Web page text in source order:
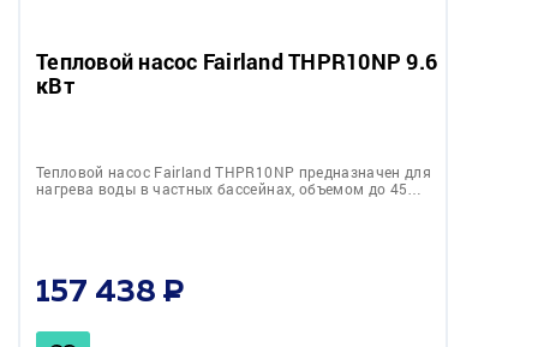
Тепловой насос Fairland THPR10NP 9.6
кВт
Тепловой насос Fairland THPR10NP предназначен для
нагрева воды в частных бассейнах, объемом до 45…
157 438